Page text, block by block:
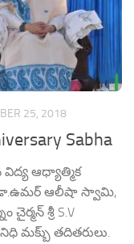
25, 2018
Sabha
విద్య ఆధ్యాత్మిక
డా.ఉమర్ ఆలీషా స్వామి,
చైర్మన్ శ్రీ S.V
మక్బు్ తదితరులు.